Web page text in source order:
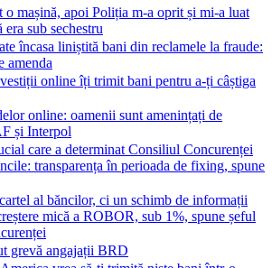
o mașină, apoi Poliția m-a oprit și mi-a luat
era sub sechestru
încasa liniștită bani din reclamele la fraude:
amenda
online îți trimit bani pentru a-ți câștiga
online: oamenii sunt amenințați de
și Interpol
care a determinat Consiliul Concurenței
transparența în perioada de fixing, spune
al băncilor, ci un schimb de informații
mică a ROBOR, sub 1%, spune șeful
grevă angajații BRD